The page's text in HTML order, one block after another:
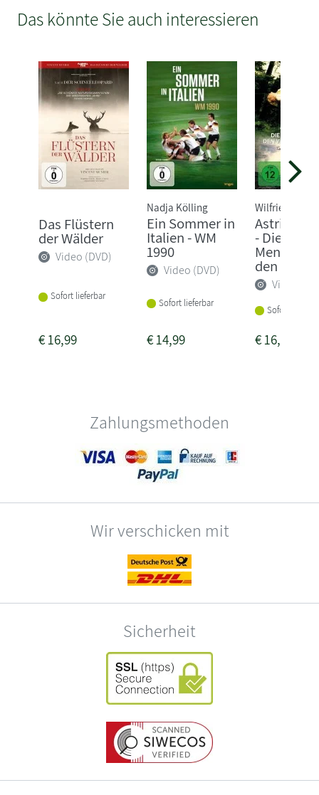
Das könnte Sie auch interessieren
Das Flüstern
der Wälder
Video (DVD)
Sofort lieferbar
€16,99
Nadja Kölling
Ein Sommer in
Italien - WM
1990
Video (DVD)
Sofort lieferbar
€14,99
Wilfried Hauke
Astrid
- Die
den Ve...
Video
Sofort
€16,99
Zahlungsmethoden
Wir verschicken mit
Sicherheit